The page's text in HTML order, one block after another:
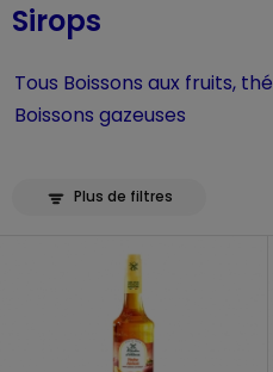
Sirops
Tous Boissons aux fruits, thé
Boissons gazeuses
Plus de filtres